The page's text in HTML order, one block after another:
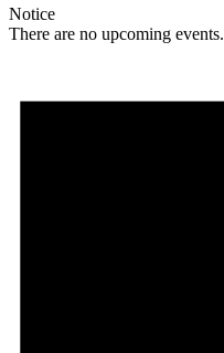
Notice
There are no upcoming events.